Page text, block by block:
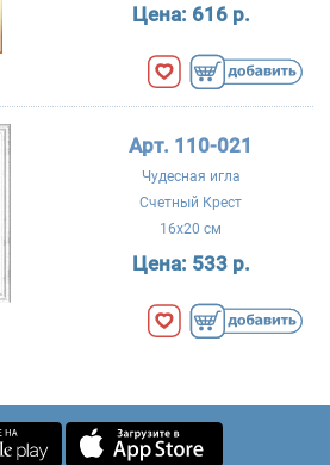
Цена: 616 р.
Арт. 110-021
Чудесная игла
Счетный Крест
16x20 см
Цена: 533 р.